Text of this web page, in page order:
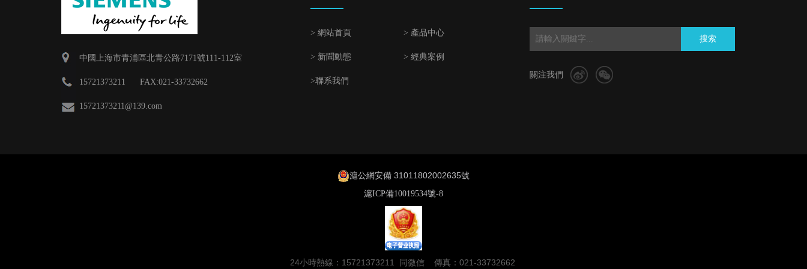
中國上海市青浦區北青公路7171號111-112室
15721373211 FAX:021-33732662
15721373211@139.com
> 網站首頁 > 產品中心
> 新聞動態 > 經典案例
>聯系我們
搜索
關注我們
滬公網安備 31011802002635號
滬ICP備10019534號-8
24小時熱線：15721373211 同微信 傳真：021-33732662